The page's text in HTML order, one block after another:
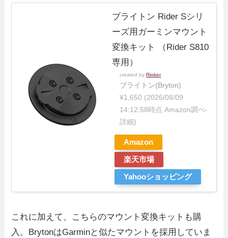
ブライトン Rider Sシリ
ーズ用ガーミンマウント
変換キット （Rider S810
専用）
created byRinker
ブライトン(Bryton)
¥1,650 (2026/08/09
14:12:58時点 Amazon調べ-
詳細)
Amazon
楽天市場
Yahooショッピング
これに加えて、こちらのマウント変換キットも購
入。BrytonはGarminと似たマウントを採用していま